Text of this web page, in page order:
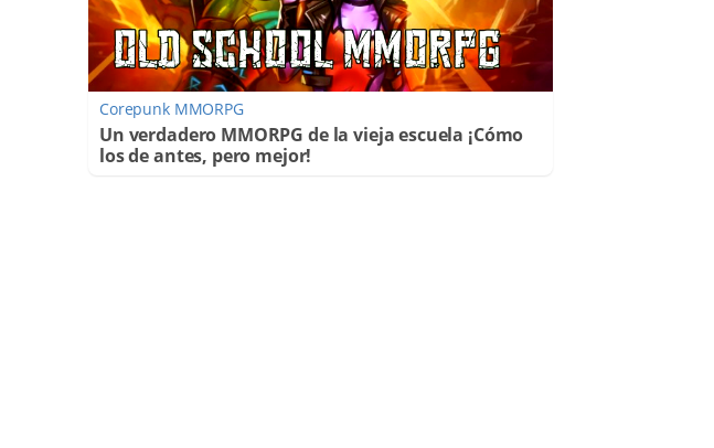
Corepunk MMORPG
Un verdadero MMORPG de la vieja escuela ¡Cómo
los de antes, pero mejor!